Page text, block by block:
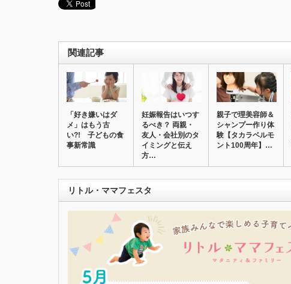
関連記事
「好き嫌いはダ
メ」はもう古
い?! 子どもの食
事新常識
妊娠報告はいつす
るべき？ 両親・
友人・会社別のタ
イミングと伝え
方…
親子で理美容師＆
シャンプー作り体
験【タカラベルモ
ント100周年】…
リトル・ママフェスタ